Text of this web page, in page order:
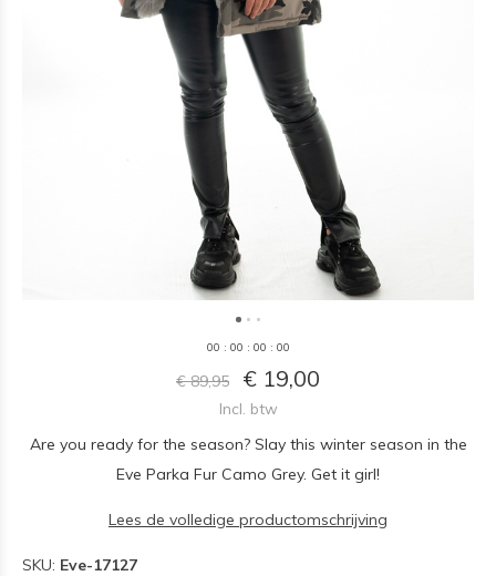
00 : 00 : 00 : 00
€ 89,95 € 19,00
Incl. btw
Are you ready for the season? Slay this winter season in the
Eve Parka Fur Camo Grey. Get it girl!
Lees de volledige productomschrijving
SKU: Eve-17127